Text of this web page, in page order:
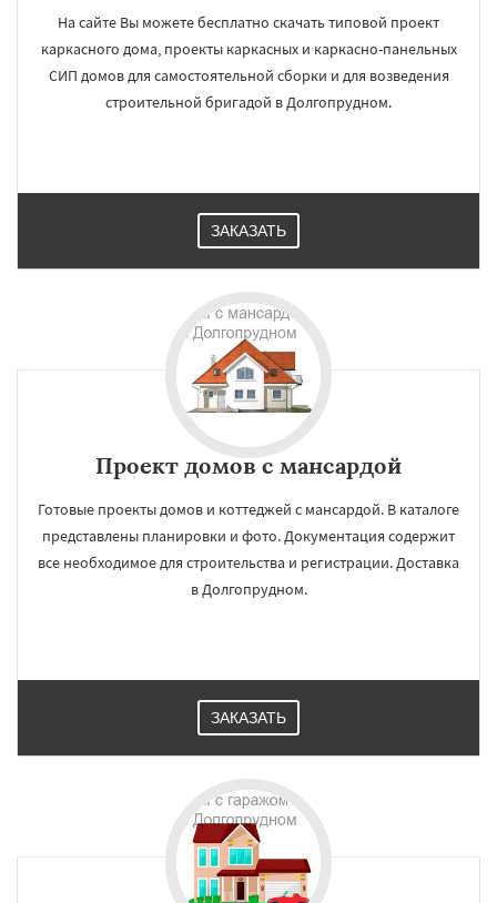
На сайте Вы можете бесплатно скачать типовой проект
каркасного дома, проекты каркасных и каркасно-панельных
СИП домов для самостоятельной сборки и для возведения
строительной бригадой в Долгопрудном.
ЗАКАЗАТЬ
Проект домов с мансардой
Готовые проекты домов и коттеджей с мансардой. В каталоге
представлены планировки и фото. Документация содержит
все необходимое для строительства и регистрации. Доставка
в Долгопрудном.
ЗАКАЗАТЬ